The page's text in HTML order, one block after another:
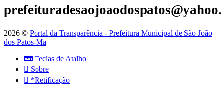
2026 © Portal da Transparência - Prefeitura Municipal de São João
dos Patos-Ma
Teclas de Atalho
Sobre
*Retificação